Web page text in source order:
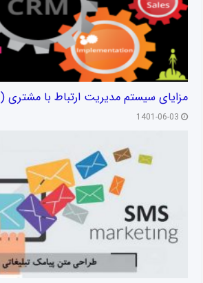
مزایای سیستم مدیریت ارتباط با مشتری (CRM)
1401-06-03